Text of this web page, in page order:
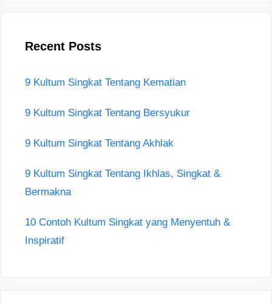
Recent Posts
9 Kultum Singkat Tentang Kematian
9 Kultum Singkat Tentang Bersyukur
9 Kultum Singkat Tentang Akhlak
9 Kultum Singkat Tentang Ikhlas, Singkat &
Bermakna
10 Contoh Kultum Singkat yang Menyentuh &
Inspiratif